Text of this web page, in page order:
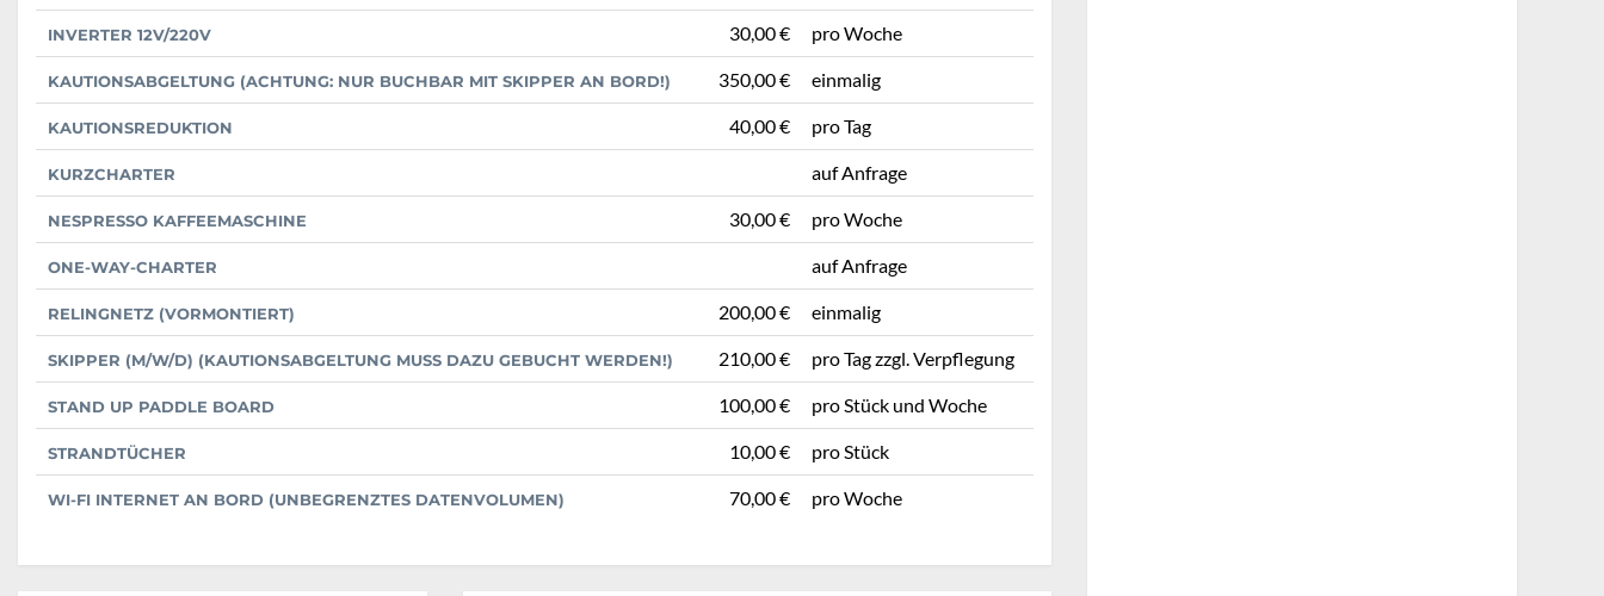
INVERTER 12V/220V 30,00 € pro Woche
KAUTIONSABGELTUNG (ACHTUNG: NUR BUCHBAR MIT SKIPPER AN BORD!) 350,00 € einmalig
KAUTIONSREDUKTION 40,00 € pro Tag
KURZCHARTER auf Anfrage
NESPRESSO KAFFEEMASCHINE 30,00 € pro Woche
ONE-WAY-CHARTER auf Anfrage
RELINGNETZ (VORMONTIERT) 200,00 € einmalig
SKIPPER (M/W/D) (KAUTIONSABGELTUNG MUSS DAZU GEBUCHT WERDEN!) 210,00 € pro Tag zzgl. Verpflegung
STAND UP PADDLE BOARD 100,00 € pro Stück und Woche
STRANDTÜCHER 10,00 € pro Stück
WI-FI INTERNET AN BORD (UNBEGRENZTES DATENVOLUMEN) 70,00 € pro Woche